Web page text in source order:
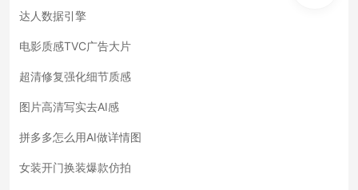
达人数据引擎
电影质感TVC广告大片
超清修复强化细节质感
图片高清写实去AI感
拼多多怎么用AI做详情图
女装开门换装爆款仿拍